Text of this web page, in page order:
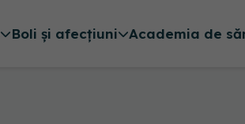
Boli și afecțiuni Academia de